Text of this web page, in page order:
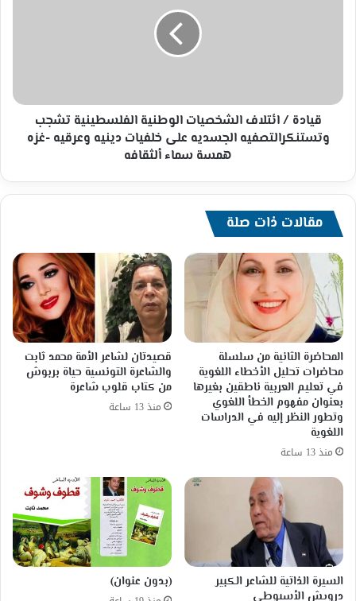
الجسديه
خلفيات
-غزه
سماء
ألثقافه
قيادة / ائتلاف الشخصيات الوطنية الفلسطينية تشجب
وتستنكرالتصفيه الجسديه على خلفيات دينيه وعرقيه -غزه
همسة سماء ألثقافه
مقالات ذات صلة
المحاضرة الثانية من سلسلة
محاضرات تحليل الأخطاء اللغوية
في تعليم العربية ناطقين بغيرها
بعنوان مفهوم الخطأ اللغوي
وتطور النظر إليه في الدراسات
اللغوية
منذ 13 ساعة
قصيدتان لشاعر الأمة محمد ثابت
والشاعرة التونسية حياة بربوش
من كتاب قلوب شاعرة
منذ 13 ساعة
السيرة الذاتية للشاعر الكبير
درويش الأسيوطي
(بدون عنوان)